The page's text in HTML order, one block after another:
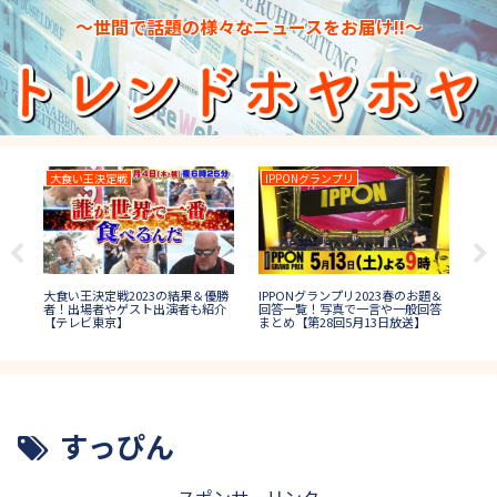
～世間で話題の様々なニュースをお届け!!～
の結果＆優勝
ト出演者も紹介
IPPONグランプリ
IPPONグランプリ2023春のお題＆
回答一覧！写真で一言や一般回答
まとめ【第28回5月13日放送】
THE DANCE DAY
THE DANCE DAY(ザダンス
イ)2022の結果＆優勝速報
(決勝進出者)や審査員も紹
すっぴん